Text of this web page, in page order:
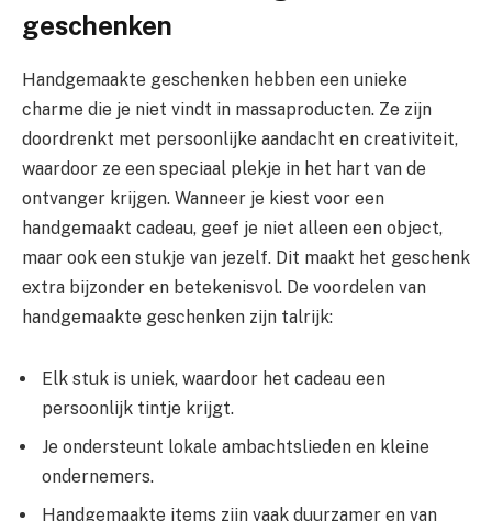
geschenken
Handgemaakte geschenken hebben een unieke
charme die je niet vindt in massaproducten. Ze zijn
doordrenkt met persoonlijke aandacht en creativiteit,
waardoor ze een speciaal plekje in het hart van de
ontvanger krijgen. Wanneer je kiest voor een
handgemaakt cadeau, geef je niet alleen een object,
maar ook een stukje van jezelf. Dit maakt het geschenk
extra bijzonder en betekenisvol. De voordelen van
handgemaakte geschenken zijn talrijk:
Elk stuk is uniek, waardoor het cadeau een
persoonlijk tintje krijgt.
Je ondersteunt lokale ambachtslieden en kleine
ondernemers.
Handgemaakte items zijn vaak duurzamer en van